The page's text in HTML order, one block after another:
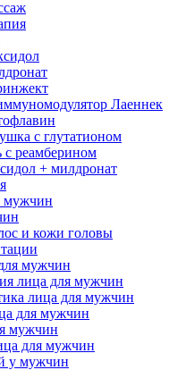
Лаеннек
с глутатионом
с реамберином
+ милдронат
мужчин
и кожи головы
мужчин
лица для мужчин
лица для мужчин
для мужчин
мужчин
для мужчин
у мужчин